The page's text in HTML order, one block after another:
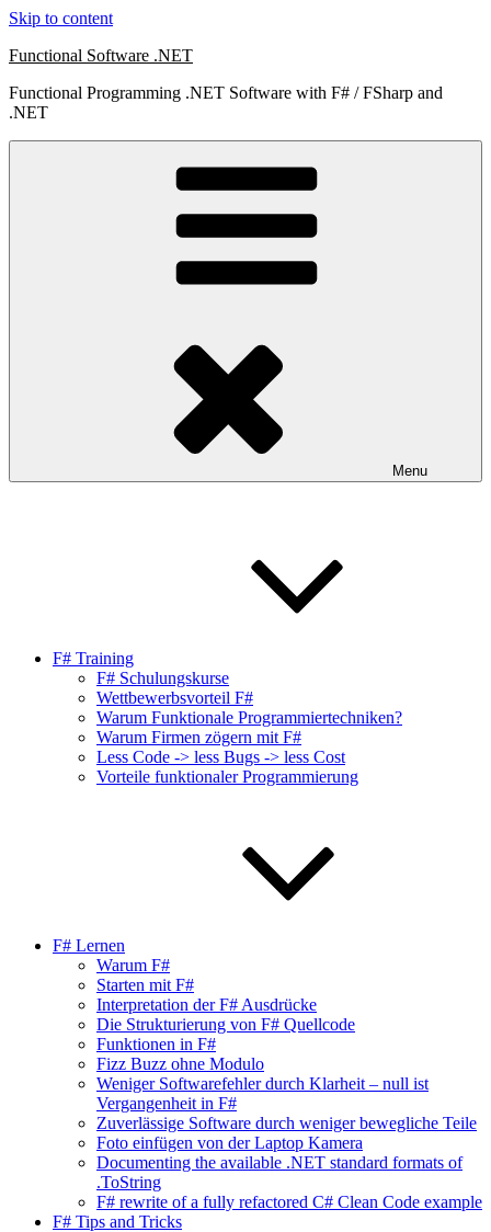
Skip to content
Functional Software .NET
Functional Programming .NET Software with F# / FSharp and
.NET
Menu
F# Training
F# Schulungskurse
Wettbewerbsvorteil F#
Warum Funktionale Programmiertechniken?
Warum Firmen zögern mit F#
Less Code -> less Bugs -> less Cost
Vorteile funktionaler Programmierung
F# Lernen
Warum F#
Starten mit F#
Interpretation der F# Ausdrücke
Die Strukturierung von F# Quellcode
Funktionen in F#
Fizz Buzz ohne Modulo
Weniger Softwarefehler durch Klarheit – null ist
Vergangenheit in F#
Zuverlässige Software durch weniger bewegliche Teile
Foto einfügen von der Laptop Kamera
Documenting the available .NET standard formats of
.ToString
F# rewrite of a fully refactored C# Clean Code example
F# Tips and Tricks